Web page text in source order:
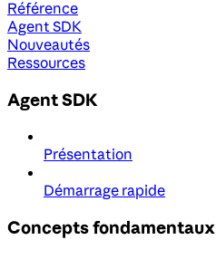
Référence
Agent SDK
Nouveautés
Ressources
Agent SDK
Présentation
Démarrage rapide
Concepts fondamentaux